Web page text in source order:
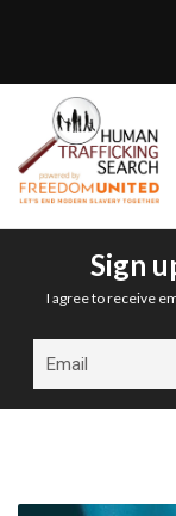
Sign
I agree to receive